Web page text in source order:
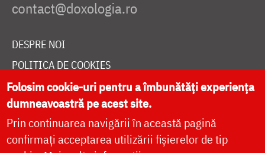
DESPRE NOI
POLITICA DE COOKIES
DONEAZĂ ONLINE PENTRU CATEDRALA NAȚIONALĂ
LIVE
Folosim cookie-uri pentru a îmbunătăți experiența
dumneavoastră pe acest site.
Prin continuarea navigării în această pagină
confirmați acceptarea utilizării fișierelor de tip